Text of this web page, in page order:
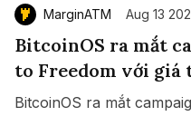
MarginATM Aug 13
BitcoinOS ra mắt
to Freedom với giá
BitcoinOS ra mắt